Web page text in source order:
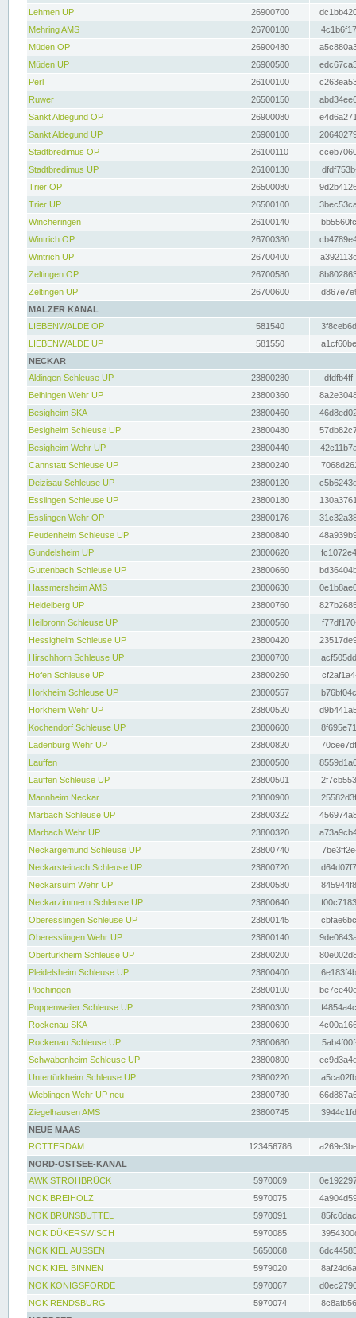
Lehmen UP
26900700
Mehring AMS
26700100
Müden OP
26900480
Müden UP
26900500
Perl
26100100
Ruwer
26500150
Sankt Aldegund OP
26900080
Sankt Aldegund UP
26900100
Stadtbredimus OP
26100110
Stadtbredimus UP
26100130
Trier OP
26500080
Trier UP
26500100
Wincheringen
26100140
Wintrich OP
26700380
Wintrich UP
26700400
Zeltingen OP
26700580
Zeltingen UP
26700600
MALZER KANAL
LIEBENWALDE OP
581540
LIEBENWALDE UP
581550
NECKAR
Aldingen Schleuse UP
23800280
Beihingen Wehr UP
23800360
Besigheim SKA
23800460
Besigheim Schleuse UP
23800480
Besigheim Wehr UP
23800440
Cannstatt Schleuse UP
23800240
Deizisau Schleuse UP
23800120
Esslingen Schleuse UP
23800180
Esslingen Wehr OP
23800176
Feudenheim Schleuse UP
23800840
Gundelsheim UP
23800620
Guttenbach Schleuse UP
23800660
Hassmersheim AMS
23800630
Heidelberg UP
23800760
Heilbronn Schleuse UP
23800560
Hessigheim Schleuse UP
23800420
Hirschhorn Schleuse UP
23800700
Hofen Schleuse UP
23800260
Horkheim Schleuse UP
23800557
Horkheim Wehr UP
23800520
Kochendorf Schleuse UP
23800600
Ladenburg Wehr UP
23800820
Lauffen
23800500
Lauffen Schleuse UP
23800501
Mannheim Neckar
23800900
Marbach Schleuse UP
23800322
Marbach Wehr UP
23800320
Neckargemünd Schleuse UP
23800740
Neckarsteinach Schleuse UP
23800720
Neckarsulm Wehr UP
23800580
Neckarzimmern Schleuse UP
23800640
Oberesslingen Schleuse UP
23800145
Oberesslingen Wehr UP
23800140
Obertürkheim Schleuse UP
23800200
Pleidelsheim Schleuse UP
23800400
Plochingen
23800100
Poppenweiler Schleuse UP
23800300
Rockenau SKA
23800690
Rockenau Schleuse UP
23800680
Schwabenheim Schleuse UP
23800800
Untertürkheim Schleuse UP
23800220
Wieblingen Wehr UP neu
23800780
Ziegelhausen AMS
23800745
NEUE MAAS
ROTTERDAM
123456786
NORD-OSTSEE-KANAL
AWK STROHBRÜCK
5970069
NOK BREIHOLZ
5970075
NOK BRUNSBÜTTEL
5970091
NOK DÜKERSWISCH
5970085
NOK KIEL AUSSEN
5650068
NOK KIEL BINNEN
5979020
NOK KÖNIGSFÖRDE
5970067
NOK RENDSBURG
5970074